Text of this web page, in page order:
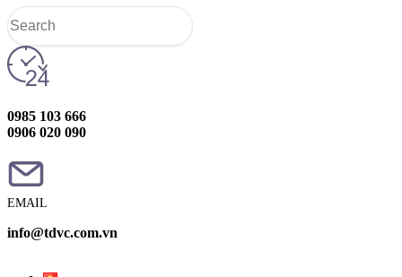
0985 103 666
0906 020 090
EMAIL
info@tdvc.com.vn